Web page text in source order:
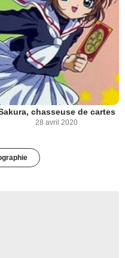
chasseuse de cartes
28 avril 2020